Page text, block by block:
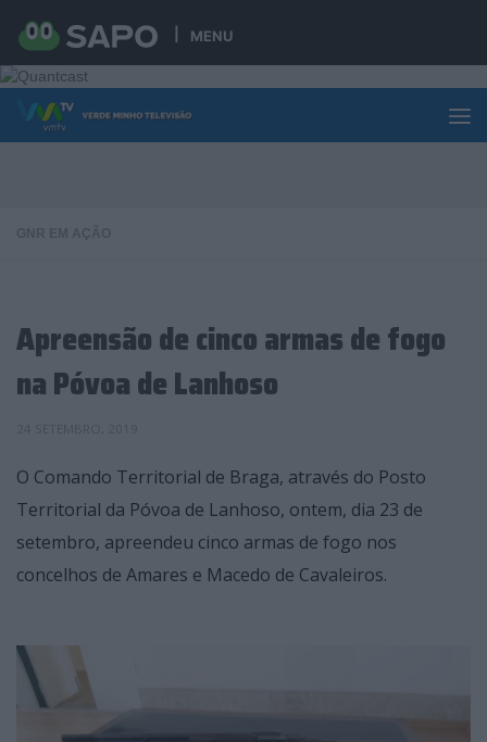
MENU
Skip to content
Apreensão de cinco armas de fogo
na Póvoa de Lanhoso
O Comando Territorial de Braga, através do Posto
Territorial da Póvoa de Lanhoso, ontem, dia 23 de
setembro, apreendeu cinco armas de fogo nos
concelhos de Amares e Macedo de Cavaleiros.